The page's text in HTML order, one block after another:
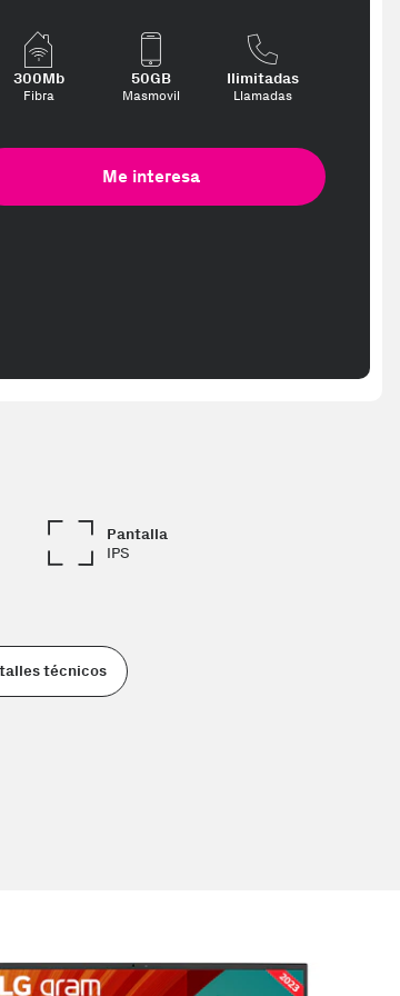
precios. Gracias a nuestros vendedores de
300Mb
Fibra
50GB
Masmovil
Ilimitadas
Llamadas
Me interesa
Pantalla
IPS
técnicos